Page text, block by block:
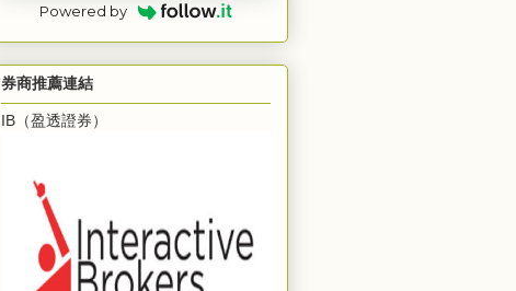
Powered by
券商推薦連結
IB（盈透證券）